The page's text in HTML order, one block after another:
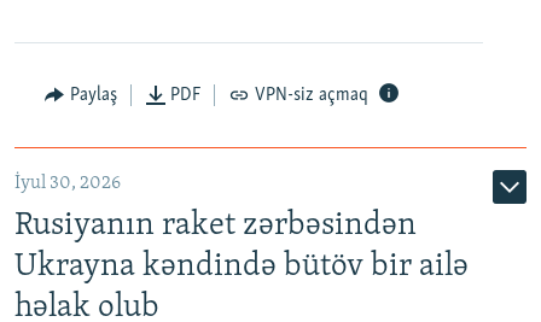
Paylaş PDF VPN-siz açmaq
İyul 30, 2026
Rusiyanın raket zərbəsindən
Ukrayna kəndində bütöv bir ailə
həlak olub